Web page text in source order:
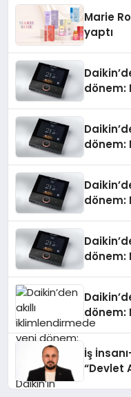
Marie
yaptı
dönem:
dönem:
dönem:
dönem:
dönem:
VRV
İş
“Devlet